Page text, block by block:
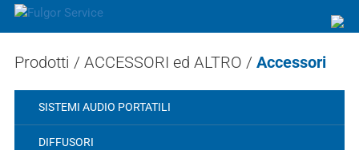
Prodotti / ACCESSORI ed ALTRO / Accessori
SISTEMI AUDIO PORTATILI
DIFFUSORI